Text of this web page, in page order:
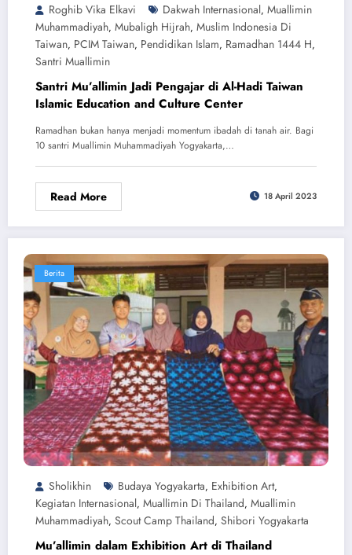
Roghib Vika Elkavi Dakwah Internasional, Muallimin
Muhammadiyah, Mubaligh Hijrah, Muslim Indonesia Di
Taiwan, PCIM Taiwan, Pendidikan Islam, Ramadhan 1444 H,
Santri Muallimin
Santri Mu’allimin Jadi Pengajar di Al-Hadi Taiwan
Islamic Education and Culture Center
Ramadhan bukan hanya menjadi momentum ibadah di tanah air. Bagi
10 santri Muallimin Muhammadiyah Yogyakarta,…
Read More 18 April 2023
Berita
Sholikhin Budaya Yogyakarta, Exhibition Art,
Kegiatan Internasional, Muallimin Di Thailand, Muallimin
Muhammadiyah, Scout Camp Thailand, Shibori Yogyakarta
Mu’allimin dalam Exhibition Art di Thailand